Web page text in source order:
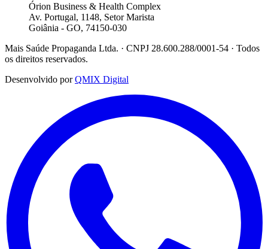
Órion Business & Health Complex
Av. Portugal, 1148, Setor Marista
Goiânia - GO, 74150-030
Mais Saúde Propaganda Ltda. · CNPJ 28.600.288/0001-54 · Todos
os direitos reservados.
Desenvolvido por QMIX Digital